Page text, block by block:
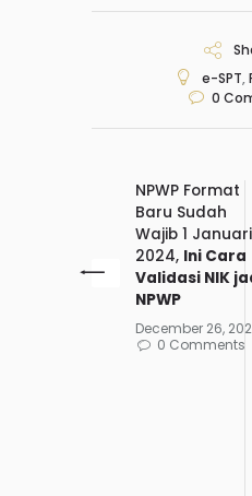
e-SPT,
0
NPWP Format
Baru Sudah
Wajib 1 Januari
2024, Ini Cara
Validasi NIK
NPWP
December 26,
0 Comments